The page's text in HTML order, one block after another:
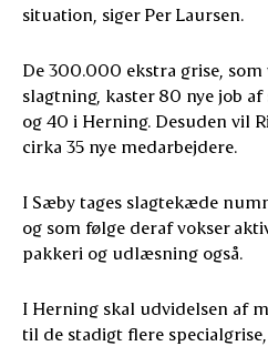
situation, siger Per Laursen.
De 300.000 ekstra grise,
slagtning, kaster 80 nye job
og 40 i Herning. Desuden vil
cirka 35 nye medarbejdere.
I Sæby tages slagtekæde
og som følge deraf vokser
pakkeri og udlæsning også.
I Herning skal udvidelsen af
til de stadigt flere